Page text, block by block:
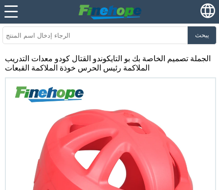
يبحث
الجملة تصميم الخاصة بك بو التايكوندو القتال كودو معدات التدريب
الملاكمة رئيس الحرس خوذة الملاكمة القبعات